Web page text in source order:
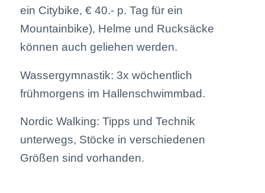
ein Citybike, € 40.- p. Tag für ein
Mountainbike), Helme und Rucksäcke
können auch geliehen werden.
Wassergymnastik: 3x wöchentlich
frühmorgens im Hallenschwimmbad.
Nordic Walking: Tipps und Technik
unterwegs, Stöcke in verschiedenen
Größen sind vorhanden.